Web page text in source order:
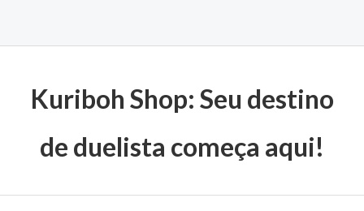
Kuriboh Shop: Seu destino
de duelista começa aqui!